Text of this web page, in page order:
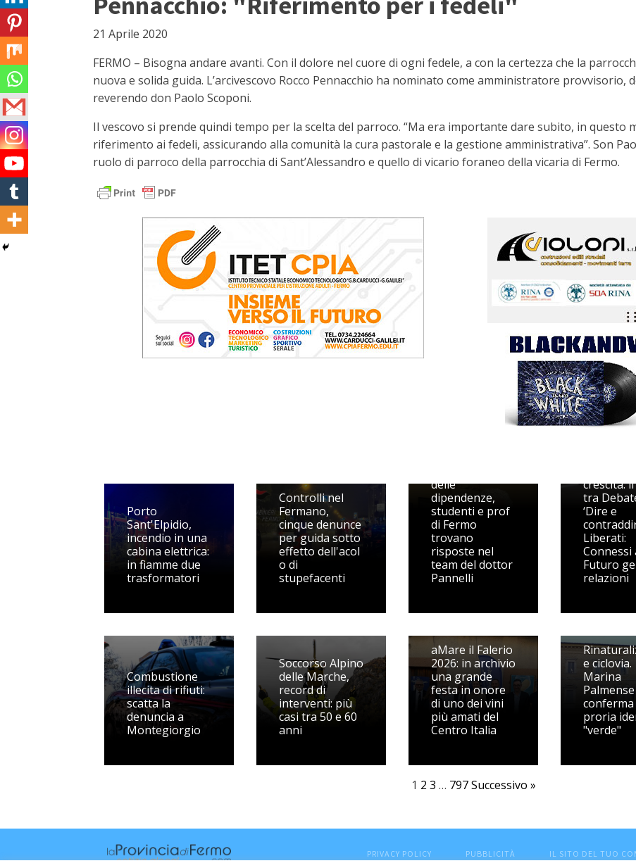
21 Aprile 2020
FERMO – Bisogna andare avanti. Con il dolore nel cuore di ogni fedele, a con la certezza che la
nuova e solida guida. L’arcivescovo Rocco Pennacchio ha nominato come amministratore provvisorio,
reverendo don Paolo Scoponi.
Il vescovo si prende quindi tempo per la scelta del parroco. “Ma era importante dare subito, in questo
riferimento ai fedeli, assicurando alla comunità la cura pastorale e la gestione amministrativa”. Son
ruolo di parroco della parrocchia di Sant’Alessandro e quello di vicario foraneo della vicaria di Fermo.
Porto
Sant'Elpidio,
incendio in una
cabina elettrica:
in fiamme due
trasformatori
Controlli nel
Fermano,
cinque denunce
per guida sotto
effetto dell'acol
o di
stupefacenti
delle
dipendenze,
studenti e prof
di Fermo
trovano
risposte nel
team del dottor
Pannelli
crescita:
tra
‘Dire e
Liberati:
Connessi
Futuro
relazioni
Combustione
illecita di rifiuti:
scatta la
denuncia a
Montegiorgio
Soccorso Alpino
delle Marche,
record di
interventi: più
casi tra 50 e 60
anni
aMare il Falerio
2026: in archivio
una grande
festa in onore
di uno dei vini
più amati del
Centro Italia
e ciclovia.
Marina
Palmense
conferma
proria
"verde"
1 2 3 … 797 Successivo »
PRIVACY POLICY PUBBLICITÀ IL SITO DEL TUO